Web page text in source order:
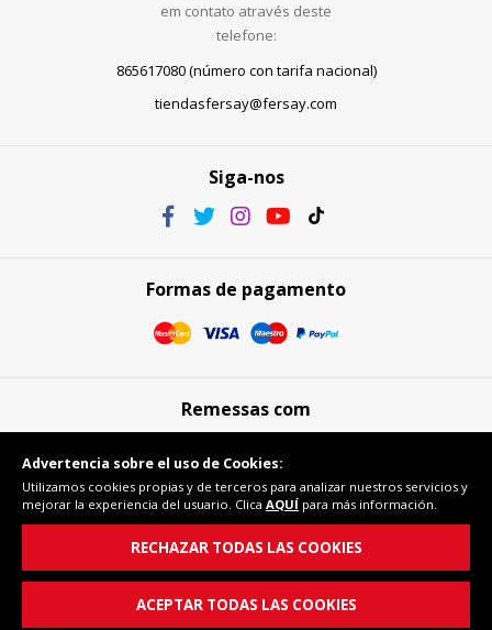
em contato através deste
telefone:
865617080 (número con tarifa nacional)
tiendasfersay@fersay.com
Siga-nos
Formas de pagamento
Remessas com
Compra segura
Advertencia sobre el uso de Cookies:
Utilizamos cookies propias y de terceros para analizar nuestros servicios y
mejorar la experiencia del usuario. Clica AQUÍ para más información.
RECHAZAR TODAS LAS COOKIES
ACEPTAR TODAS LAS COOKIES